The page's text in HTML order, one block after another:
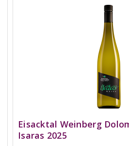
Eisacktal Weinberg
Isaras 2025